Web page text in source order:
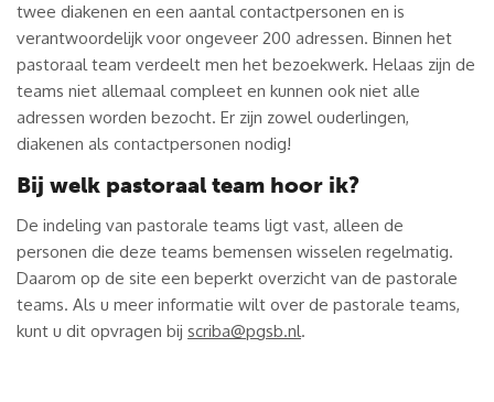
twee diakenen en een aantal contactpersonen en is
verantwoordelijk voor ongeveer 200 adressen. Binnen het
pastoraal team verdeelt men het bezoekwerk. Helaas zijn de
teams niet allemaal compleet en kunnen ook niet alle
adressen worden bezocht. Er zijn zowel ouderlingen,
diakenen als contactpersonen nodig!
Bij welk pastoraal team hoor ik?
De indeling van pastorale teams ligt vast, alleen de
personen die deze teams bemensen wisselen regelmatig.
Daarom op de site een beperkt overzicht van de pastorale
teams. Als u meer informatie wilt over de pastorale teams,
kunt u dit opvragen bij scriba@pgsb.nl.